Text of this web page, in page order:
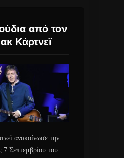
από τον
Κάρτνεϊ
ανακοίνωσε την
7 Σεπτεμβρίου του